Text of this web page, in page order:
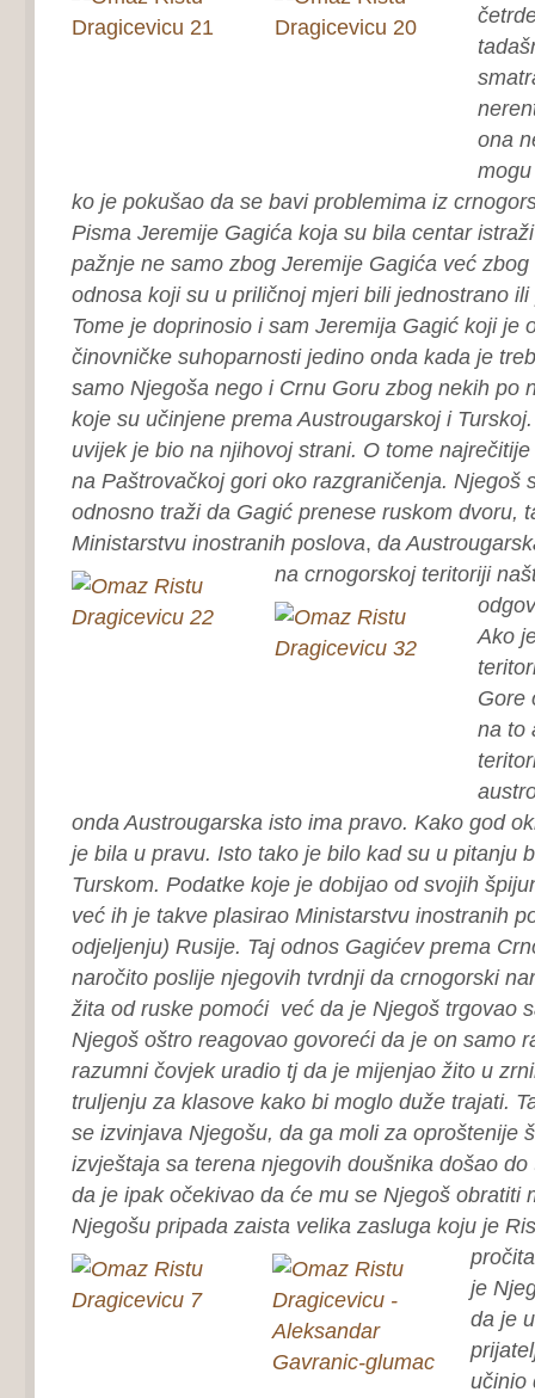
ona
ko je pokušao da se bavi problemima iz
Pisma Jeremije Gagića koja su bila centar
pažnje ne samo zbog Jeremije Gagića već
odnosa koji su u priličnoj mjeri bili jednostrano
Tome je doprinosio i sam Jeremija Gagić koji je
činovničke suhoparnosti jedino onda kada je
samo Njegoša nego i Crnu Goru zbog nekih po
koje su učinjene prema Austrougarskoj i
uvijek je bio na njihovoj strani. O tome
na Paštrovačkoj gori oko razgraničenja. Njegoš
odnosno traži da Gagić prenese ruskom dvoru,
Ministarstvu inostranih poslova, da
na crnogorskoj teritoriji
Ako
Gore
na to
onda Austrougarska isto ima pravo. Kako god
je bila u pravu. Isto tako je bilo kad su u pitanju
Turskom. Podatke koje je dobijao od svojih
već ih je takve plasirao Ministarstvu inostranih
odjeljenju) Rusije. Taj odnos Gagićev prema
naročito poslije njegovih tvrdnji da crnogorski
žita od ruske pomoći već da je Njegoš trgovao
Njegoš oštro reagovao govoreći da je on samo
razumni čovjek uradio tj da je mijenjao žito u
truljenju za klasove kako bi moglo duže trajati.
se izvinjava Njegošu, da ga moli za oproštenije
izvještaja sa terena njegovih doušnika došao
da je ipak očekivao da će mu se Njegoš obratiti
Njegošu pripada zaista velika zasluga koju je
je
da je
učinio